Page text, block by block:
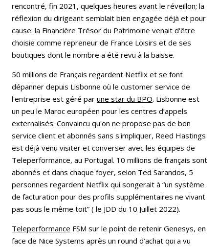
rencontré, fin 2021, quelques heures avant le réveillon; la
réflexion du dirigeant semblait bien engagée déjà et pour
cause: la Financière Trésor du Patrimoine venait d'être
choisie comme repreneur de France Loisirs et de ses
boutiques dont le nombre a été revu à la baisse.
50 millions de Français regardent Netflix et se font
dépanner depuis Lisbonne où le customer service de
l'entreprise est géré par une star du BPO. Lisbonne est
un peu le Maroc européen pour les centres d’appels
externalisés. Convaincu qu'on ne propose pas de bon
service client et abonnés sans s'impliquer, Reed Hastings
est déjà venu visiter et converser avec les équipes de
Teleperformance, au Portugal. 10 millions de français sont
abonnés et dans chaque foyer, selon Ted Sarandos, 5
personnes regardent Netflix qui songerait à “un système
de facturation pour des profils supplémentaires ne vivant
pas sous le même toit” ( le JDD du 10 Juillet 2022).
Teleperformance FSM sur le point de retenir Genesys, en
face de Nice Systems après un round d’achat qui a vu